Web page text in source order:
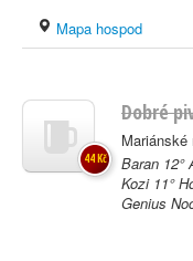
Mapa hospod
Dobré
Baran 12°
Kozi 11°
Genius
44 Kč